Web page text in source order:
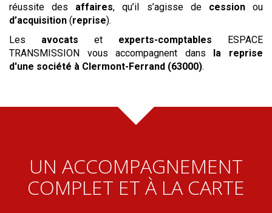
réussite des affaires, qu’il s’agisse de cessionou
d’acquisition (reprise).
Les avocats et experts-comptables ESPACE
TRANSMISSION vous accompagnent dans
la reprise
d'une société à Clermont-Ferrand (63000).
UN ACCOMPAGNEMENT
COMPLET ET À LA CARTE